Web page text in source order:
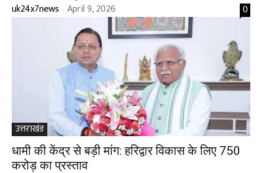
uk24x7news - April 9, 2026 0
उत्तराखंड
धामी की केंद्र से बड़ी मांग: हरिद्वार विकास के लिए ₹750
करोड़ का प्रस्ताव